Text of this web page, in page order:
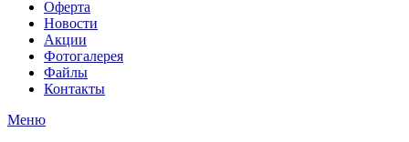
Оферта
Новости
Акции
Фотогалерея
Файлы
Контакты
Меню